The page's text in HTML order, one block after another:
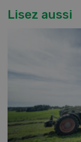
Lisez aussi